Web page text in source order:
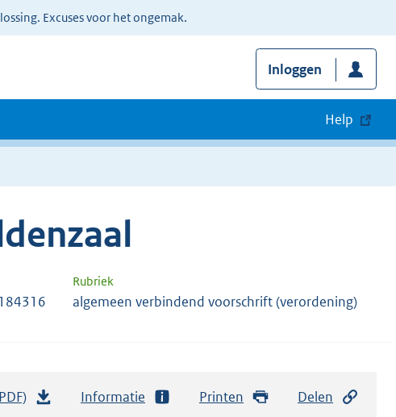
Excuses voor het ongemak.
Inloggen
Help
Rubriek
algemeen verbindend voorschrift (verordening)
Informatie Printen Delen